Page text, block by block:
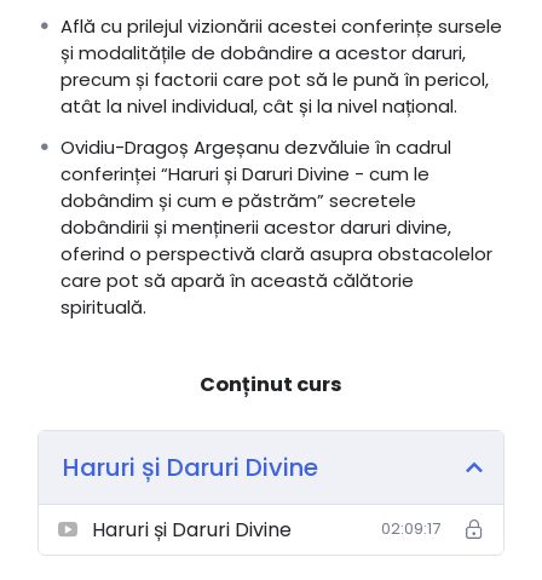
Află cu prilejul vizionării acestei conferințe sursele
și modalitățile de dobândire a acestor daruri,
precum și factorii care pot să le pună în pericol,
atât la nivel individual, cât și la nivel național.
Ovidiu-Dragoș Argeșanu dezvăluie în cadrul
conferinței “Haruri și Daruri Divine - cum le
dobândim și cum e păstrăm” secretele
dobândirii și menținerii acestor daruri divine,
oferind o perspectivă clară asupra obstacolelor
care pot să apară în această călătorie
spirituală.
Conținut curs
Haruri și Daruri Divine
Haruri și Daruri Divine 02:09:17